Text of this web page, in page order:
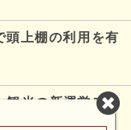
頭上棚の利用を有
光の新運営モデ